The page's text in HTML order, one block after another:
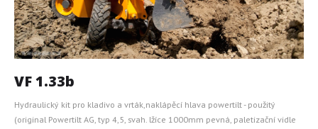
VF 1.33b
Hydraulický kit pro kladivo a vrták,naklápěcí hlava powertilt - použitý
(original Powertilt AG, typ 4,5, svah. lžíce 1000mm pevná, paletizační vidle